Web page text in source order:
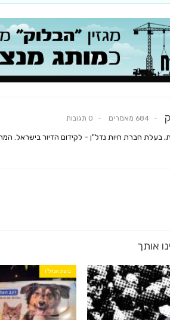
684 מאמרים 0 תגובות
בעלת חברת חיות נדל"ן – לקידום הדיור בישראל.
אותך
ביצת הנדל"ן